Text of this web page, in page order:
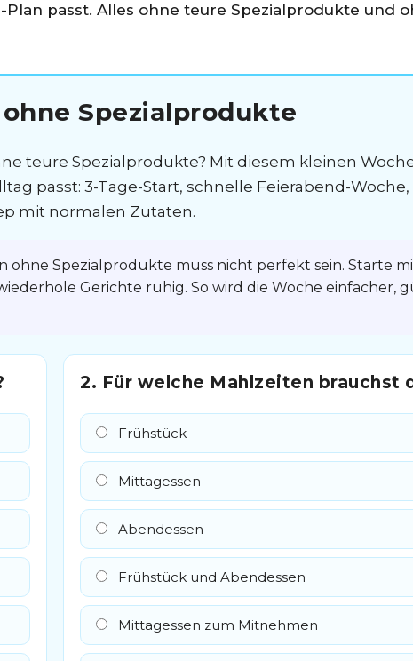
passt. Alles ohne teure Spezialprodukte und
Spezialprodukte
teure Spezialprodukte? Mit diesem kleinen
passt: 3-Tage-Start, schnelle Feierabend-Woche,
mit normalen Zutaten.
ohne Spezialprodukte muss nicht perfekt sein. Starte
Gerichte ruhig. So wird die Woche einfacher,
2. Für welche Mahlzeiten brauchst
Frühstück
Mittagessen
Abendessen
Frühstück und Abendessen
Mittagessen zum Mitnehmen